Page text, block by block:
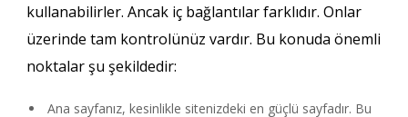
kullanabilirler. Ancak iç bağlantılar farklıdır. Onlar
üzerinde tam kontrolünüz vardır. Bu konuda önemli
noktalar şu şekildedir:
Ana sayfanız, kesinlikle sitenizdeki en güçlü sayfadır. Bu